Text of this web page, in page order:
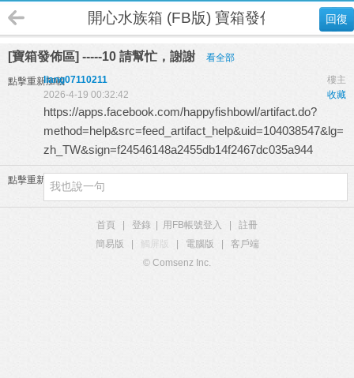
回復
開心水族箱 (FB版) 寶箱發佈區
[寶箱發佈區] -----10 請幫忙，謝謝 看全部
點擊重新加載 樓主
liang07110211
收藏
2026-4-19 00:32:42
https://apps.facebook.com/happyfishbowl/artifact.do?
method=help&src=feed_artifact_help&uid=104038547&lg=
zh_TW&sign=f24546148a2455db14f2467dc035a944
點擊重新加載
首頁 登錄 用FB帳號登入
註冊
簡易版
觸屏版 電腦版
客戶端
© Comsenz Inc.